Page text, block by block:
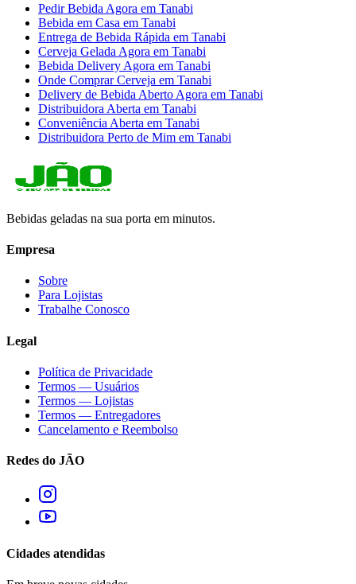
Pedir Bebida Agora em Tanabi
Bebida em Casa em Tanabi
Entrega de Bebida Rápida em Tanabi
Cerveja Gelada Agora em Tanabi
Bebida Delivery Agora em Tanabi
Onde Comprar Cerveja em Tanabi
Delivery de Bebida Aberto Agora em Tanabi
Distribuidora Aberta em Tanabi
Conveniência Aberta em Tanabi
Distribuidora Perto de Mim em Tanabi
Bebidas geladas na sua porta em minutos.
Empresa
Sobre
Para Lojistas
Trabalhe Conosco
Legal
Política de Privacidade
Termos — Usuários
Termos — Lojistas
Termos — Entregadores
Cancelamento e Reembolso
Redes do JÃO
Cidades atendidas